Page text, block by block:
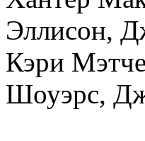
Эллисон,
Кэри
Шоуэрс,